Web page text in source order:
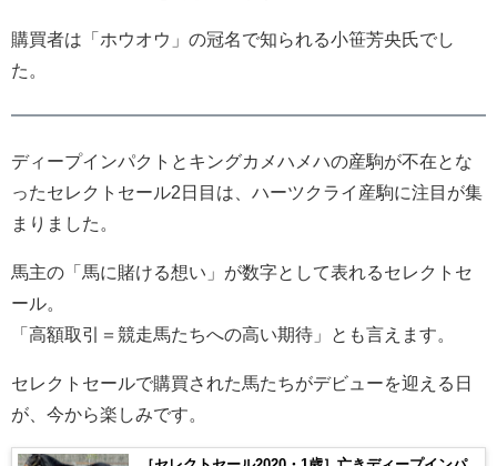
購買者は「ホウオウ」の冠名で知られる小笹芳央氏でし
た。
ディープインパクトとキングカメハメハの産駒が不在とな
ったセレクトセール2日目は、ハーツクライ産駒に注目が集
まりました。
馬主の「馬に賭ける想い」が数字として表れるセレクトセ
ール。
「高額取引＝競走馬たちへの高い期待」とも言えます。
セレクトセールで購買された馬たちがデビューを迎える日
が、今から楽しみです。